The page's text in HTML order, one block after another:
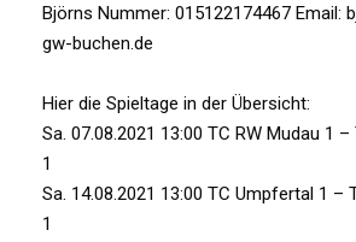
Björns Nummer: 015122174467 Email:
gw-buchen.de
Hier die Spieltage in der Übersicht:
Sa. 07.08.2021 13:00 TC RW Mudau 1
1
Sa. 14.08.2021 13:00 TC Umpfertal 1 –
1